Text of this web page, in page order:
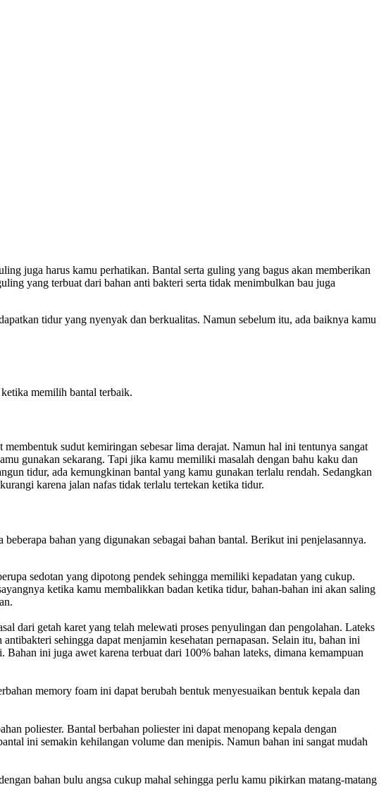
juga harus kamu perhatikan. Bantal serta guling yang bagus akan memberikan
yang terbuat dari bahan anti bakteri serta tidak menimbulkan bau juga
tidur yang nyenyak dan berkualitas. Namun sebelum itu, ada baiknya kamu
memilih bantal terbaik.
sudut kemiringan sebesar lima derajat. Namun hal ini tentunya sangat
gunakan sekarang. Tapi jika kamu memiliki masalah dengan bahu kaku dan
tidur, ada kemungkinan bantal yang kamu gunakan terlalu rendah. Sedangkan
karena jalan nafas tidak terlalu tertekan ketika tidur.
bahan yang digunakan sebagai bahan bantal. Berikut ini penjelasannya.
sedotan yang dipotong pendek sehingga memiliki kepadatan yang cukup.
ketika kamu membalikkan badan ketika tidur, bahan-bahan ini akan saling
dari getah karet yang telah melewati proses penyulingan dan pengolahan. Lateks
sehingga dapat menjamin kesehatan pernapasan. Selain itu, bahan ini
ini juga awet karena terbuat dari 100% bahan lateks, dimana kemampuan
memory foam ini dapat berubah bentuk menyesuaikan bentuk kepala dan
poliester. Bantal berbahan poliester ini dapat menopang kepala dengan
ini semakin kehilangan volume dan menipis. Namun bahan ini sangat mudah
bahan bulu angsa cukup mahal sehingga perlu kamu pikirkan matang-matang